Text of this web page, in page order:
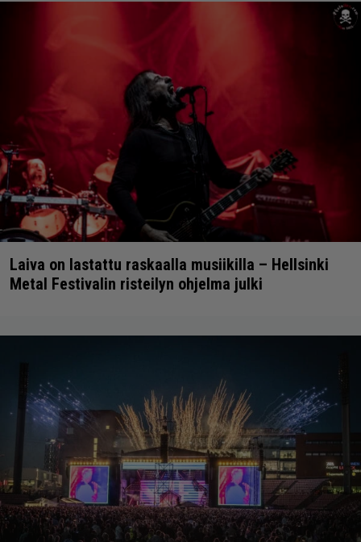
Laiva on lastattu raskaalla musiikilla – Hellsinki
Metal Festivalin risteilyn ohjelma julki